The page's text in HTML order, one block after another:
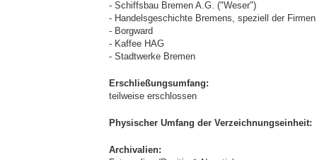
- Schiffsbau Bremen A.G. ("Weser")
- Handelsgeschichte Bremens, speziell der Firmen
- Borgward
- Kaffee HAG
- Stadtwerke Bremen
Erschließungsumfang:
teilweise erschlossen
Physischer Umfang der Verzeichnungseinheit:
Archivalien: